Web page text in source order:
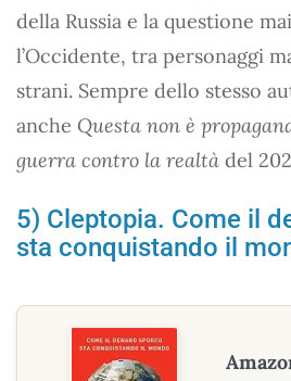
della Russia e la questione
l’Occidente, tra personaggi
strani. Sempre dello stesso
anche Questa non è
guerra contro la realtà del
5) Cleptopia. Come il
sta conquistando il